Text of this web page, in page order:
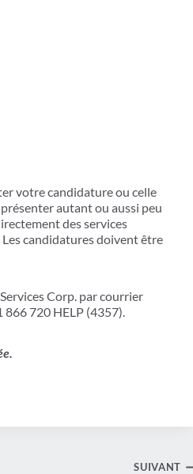
votre candidature ou celle
autant ou aussi peu
des services
candidatures doivent être
Corp. par courrier
720 HELP (4357).
SUIVANT